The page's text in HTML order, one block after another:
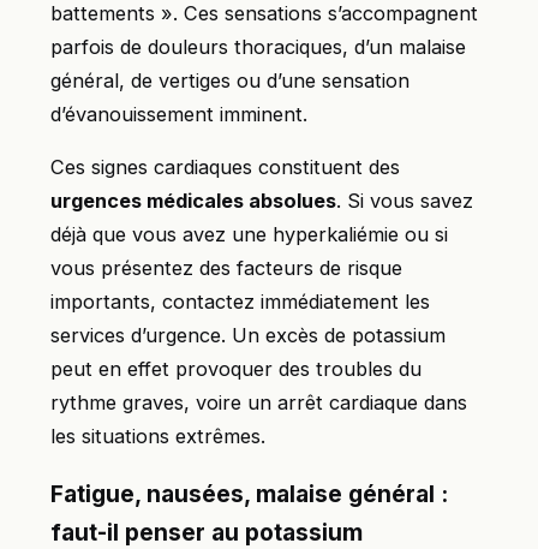
battements ». Ces sensations s’accompagnent
parfois de douleurs thoraciques, d’un malaise
général, de vertiges ou d’une sensation
d’évanouissement imminent.
Ces signes cardiaques constituent des
urgences médicales absolues. Si vous savez
déjà que vous avez une hyperkaliémie ou si
vous présentez des facteurs de risque
importants, contactez immédiatement les
services d’urgence. Un excès de potassium
peut en effet provoquer des troubles du
rythme graves, voire un arrêt cardiaque dans
les situations extrêmes.
Fatigue, nausées, malaise général :
faut-il penser au potassium